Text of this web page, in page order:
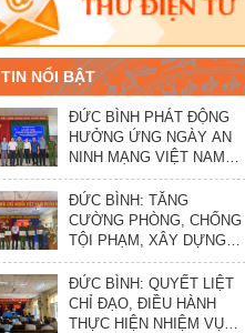
TIN NỔI BẬT
ĐỨC BÌNH PHÁT ĐỘNG
HƯỞNG ỨNG NGÀY AN
NINH MẠNG VIỆT NAM
NĂM 2026
ĐỨC BÌNH: TĂNG
CƯỜNG PHÒNG, CHỐNG
TỘI PHẠM, XÂY DỰNG
PHONG TRÀO TOÀN DÂN
BẢO VỆ AN NINH TỔ
QUỐC VỮNG MẠNH
ĐỨC BÌNH: QUYẾT LIỆT
CHỈ ĐẠO, ĐIỀU HÀNH
THỰC HIỆN NHIỆM VỤ